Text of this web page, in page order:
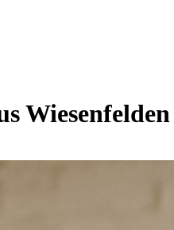
Wiesenfelden